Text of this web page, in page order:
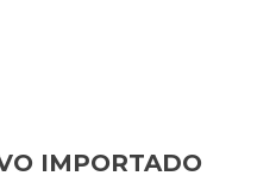
IMPORTADO